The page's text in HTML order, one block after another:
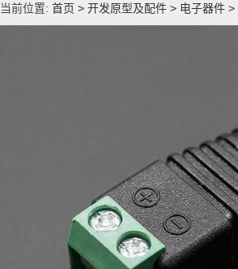
当前位置: 首页 > 开发原型及配件 > 电子器件 >